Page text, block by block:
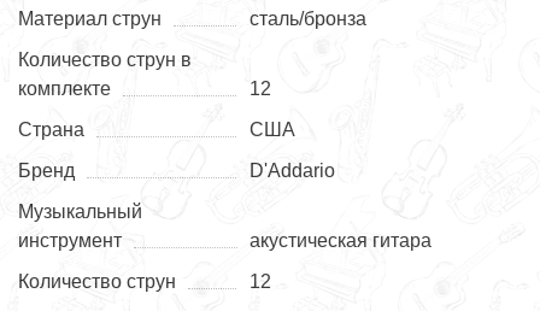
Материал струн
сталь/бронза
Количество струн в
комплекте
12
Страна
США
Бренд
D'Addario
Музыкальный
инструмент
акустическая гитара
Количество струн
12